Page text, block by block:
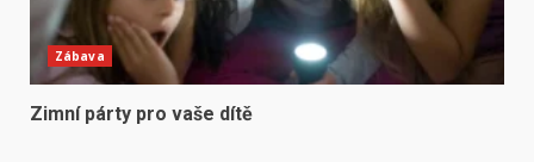
Zábava
Zimní párty pro vaše dítě